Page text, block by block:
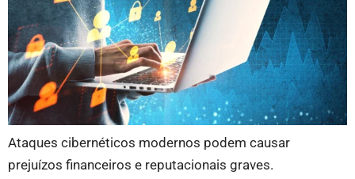
Ataques cibernéticos modernos podem causar
prejuízos financeiros e reputacionais graves.